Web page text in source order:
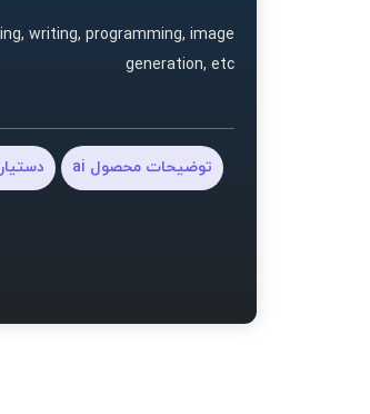
writing, programming, image
generation, etc
توضیحات محصول ai